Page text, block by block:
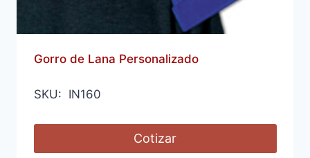
Gorro de Lana Personalizado
SKU: IN160
Cotizar